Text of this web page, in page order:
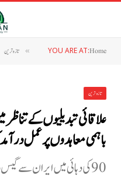
YOU ARE AT:Home
» تازہ ترین
تازہ ترین
علاقائی تبدیلیوں کے تناظر
باہمی معاہدوں پر عمل درآمد
90 کی دہائی میں ایران سے